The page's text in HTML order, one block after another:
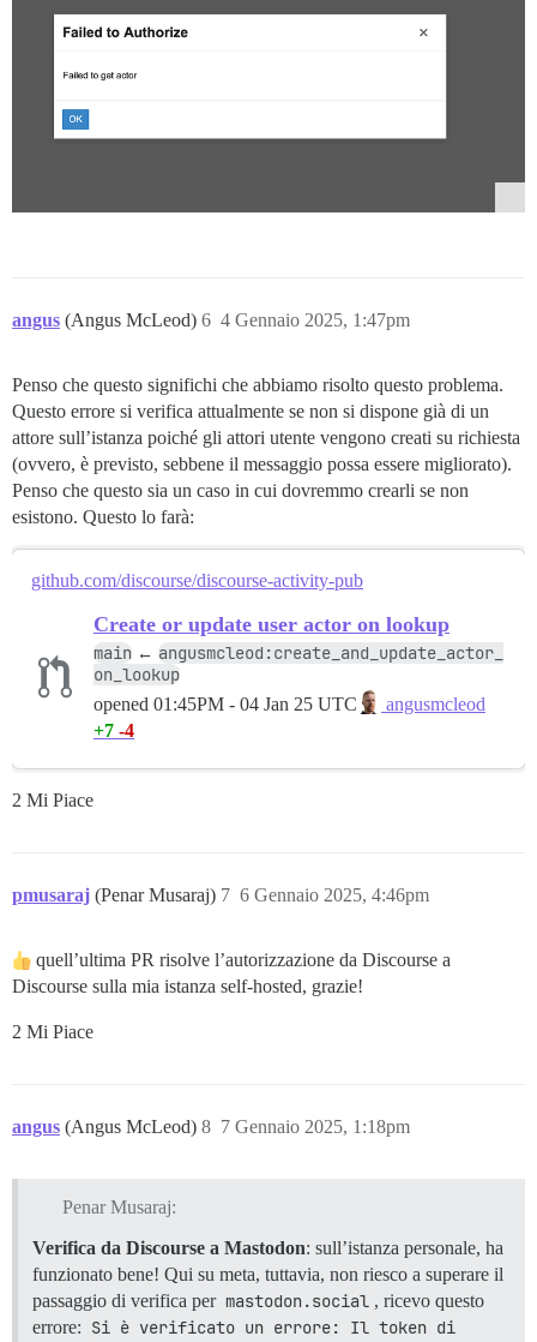
angus (Angus McLeod) 4 Gennaio 2025, 1:47pm
6
Penso che questo significhi che abbiamo risolto questo problema.
Questo errore si verifica attualmente se non si dispone già di un
attore sull’istanza poiché gli attori utente vengono creati su richiesta
(ovvero, è previsto, sebbene il messaggio possa essere migliorato).
Penso che questo sia un caso in cui dovremmo crearli se non
esistono. Questo lo farà:
github.com/discourse/discourse-activity-pub
Create or update user actor on lookup
main ← angusmcleod:create_and_update_actor_
on_lookup
opened 01:45PM - 04 Jan 25 UTC
angusmcleod
+7 -4
2 Mi Piace
pmusaraj (Penar Musaraj) 6 Gennaio 2025, 4:46pm
7
quell’ultima PR risolve l’autorizzazione da Discourse a
Discourse sulla mia istanza self-hosted, grazie!
2 Mi Piace
angus (Angus McLeod) 7 Gennaio 2025, 1:18pm
8
Penar Musaraj:
Verifica da Discourse a Mastodon: sull’istanza personale, ha
funzionato bene! Qui su meta, tuttavia, non riesco a superare il
passaggio di verifica per mastodon.social , ricevo questo
errore: Si è verificato un errore: Il token di